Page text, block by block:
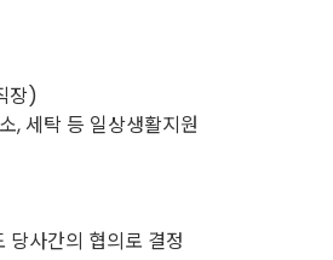
장)
세탁 등 일상생활지원
사간의 협의로 결정